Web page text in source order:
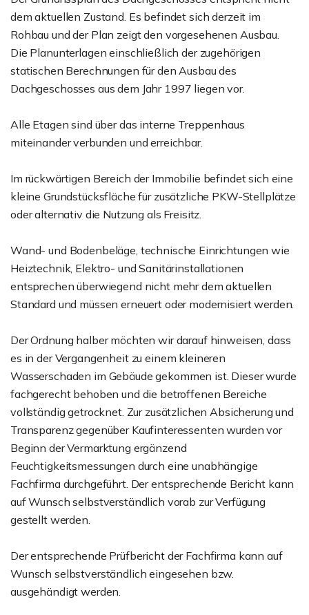
dem aktuellen Zustand. Es befindet sich derzeit im
Rohbau und der Plan zeigt den vorgesehenen Ausbau.
Die Planunterlagen einschließlich der zugehörigen
statischen Berechnungen für den Ausbau des
Dachgeschosses aus dem Jahr 1997 liegen vor.
Alle Etagen sind über das interne Treppenhaus
miteinander verbunden und erreichbar.
Im rückwärtigen Bereich der Immobilie befindet sich eine
kleine Grundstücksfläche für zusätzliche PKW-Stellplätze
oder alternativ die Nutzung als Freisitz.
Wand- und Bodenbeläge, technische Einrichtungen wie
Heiztechnik, Elektro- und Sanitärinstallationen
entsprechen überwiegend nicht mehr dem aktuellen
Standard und müssen erneuert oder modernisiert werden.
Der Ordnung halber möchten wir darauf hinweisen, dass
es in der Vergangenheit zu einem kleineren
Wasserschaden im Gebäude gekommen ist. Dieser wurde
fachgerecht behoben und die betroffenen Bereiche
vollständig getrocknet. Zur zusätzlichen Absicherung und
Transparenz gegenüber Kaufinteressenten wurden vor
Beginn der Vermarktung ergänzend
Feuchtigkeitsmessungen durch eine unabhängige
Fachfirma durchgeführt. Der entsprechende Bericht kann
auf Wunsch selbstverständlich vorab zur Verfügung
gestellt werden.
Der entsprechende Prüfbericht der Fachfirma kann auf
Wunsch selbstverständlich eingesehen bzw.
ausgehändigt werden.